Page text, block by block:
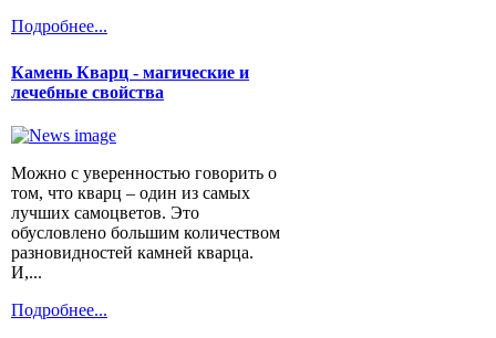
Подробнее...
Камень Кварц - магические и
лечебные свойства
Можно с уверенностью говорить о
том, что кварц – один из самых
лучших самоцветов. Это
обусловлено большим количеством
разновидностей камней кварца.
И,...
Подробнее...